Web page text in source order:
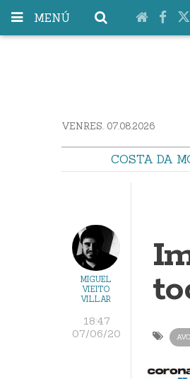
MENÚ
VENRES. 07.08.2026
COSTA DA
MIGUEL
VIEITO
VILLAR
18:47
07/06/20